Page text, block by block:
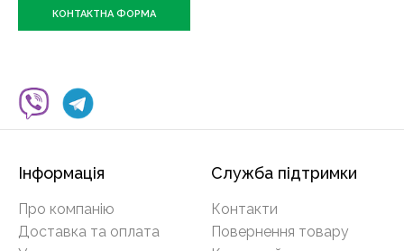
КОНТАКТНА ФОРМА
Інформація
Про компанію
Доставка та оплата
Служба підтримки
Контакти
Повернення товару